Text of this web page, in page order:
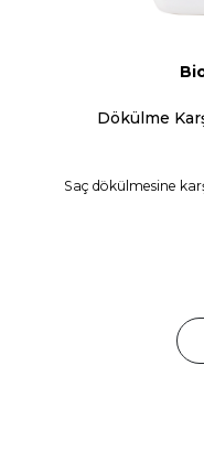
Dökülme
Saç dökülmesine